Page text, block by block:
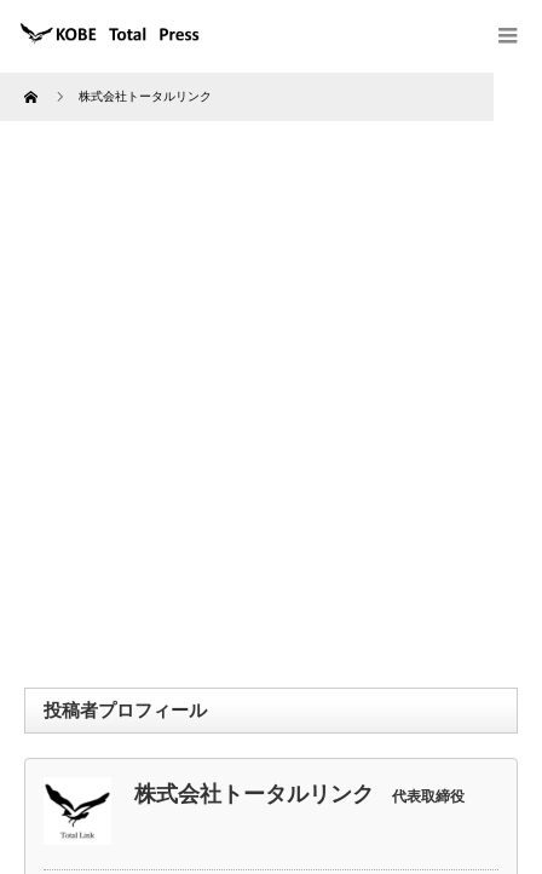
Home 株式会社トータルリンク
投稿者プロフィール
株式会社トータルリンク 代表取締役